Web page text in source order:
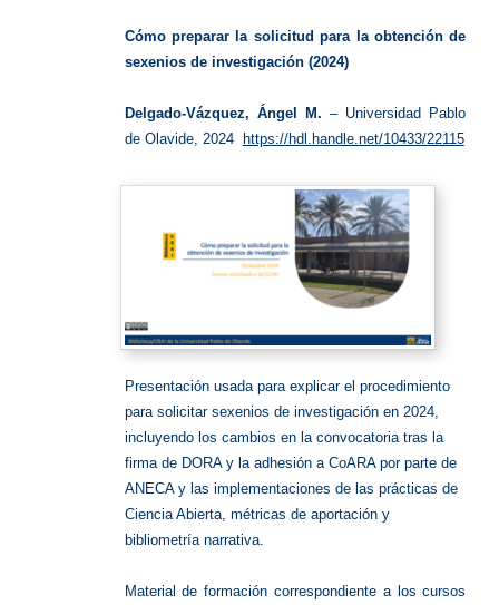
Cómo preparar la solicitud para la obtención de
sexenios de investigación (2024)
Delgado-Vázquez, Ángel M.– Universidad Pablo
de Olavide, 2024
https://hdl.handle.net/10433/22115
Presentación usada para explicar el procedimiento
para solicitar sexenios de investigación en 2024,
incluyendo los cambios en la convocatoria tras la
firma de DORA y la adhesión a CoARA por parte de
ANECA y las implementaciones de las prácticas de
Ciencia Abierta, métricas de aportación y
bibliometría narrativa.
Material de formación correspondiente a los cursos